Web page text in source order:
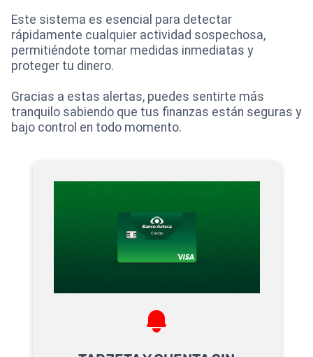
Este sistema es esencial para detectar
rápidamente cualquier actividad sospechosa,
permitiéndote tomar medidas inmediatas y
proteger tu dinero.
Gracias a estas alertas, puedes sentirte más
tranquilo sabiendo que tus finanzas están seguras y
bajo control en todo momento.